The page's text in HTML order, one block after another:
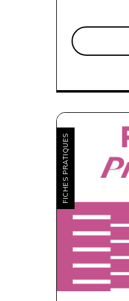
FICHES PRATIQUES